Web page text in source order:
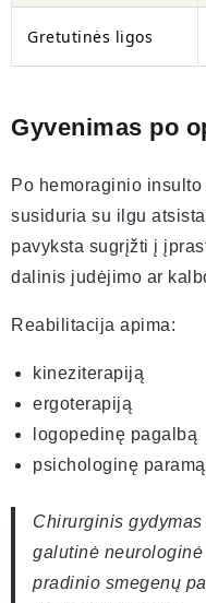
Gretutinės ligos
Gyvenimas po
Po hemoraginio
susiduria su ilgu
pavyksta sugrįžti į
dalinis judėjimo ar
Reabilitacija apima:
kineziterapiją
ergoterapiją
logopedinę pagalbą
psichologinę paramą
Chirurginis
galutinė
pradinio smegenų